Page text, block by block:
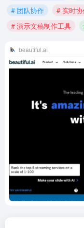
# 团队协作
# 实时
# 演示文稿制作工具
beautiful.ai